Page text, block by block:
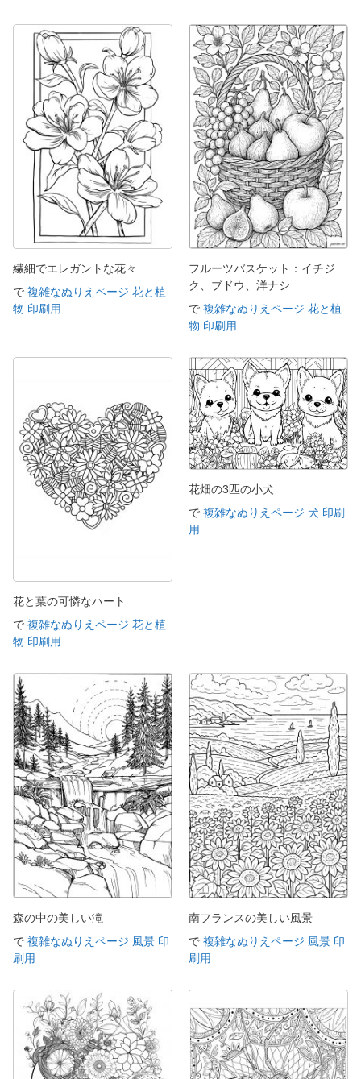
繊細でエレガントな花々
で 複雑なぬりえページ 花と植
物 印刷用
フルーツバスケット：イチジ
ク、ブドウ、洋ナシ
で 複雑なぬりえページ 花と植
物 印刷用
花と葉の可憐なハート
で 複雑なぬりえページ 花と植
物 印刷用
花畑の3匹の小犬
で 複雑なぬりえページ 犬 印刷
用
森の中の美しい滝
で 複雑なぬりえページ 風景 印
刷用
南フランスの美しい風景
で 複雑なぬりえページ 風景 印
刷用